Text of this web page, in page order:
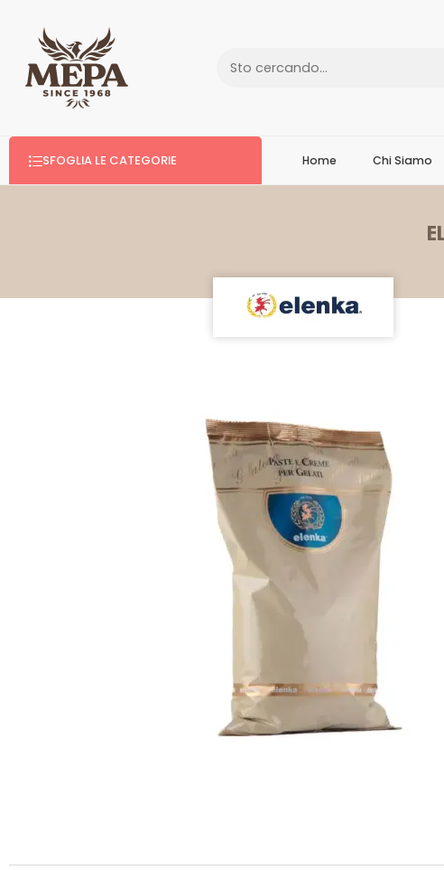
SFOGLIA LE CATEGORIE Home Chi Siamo